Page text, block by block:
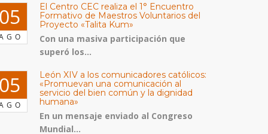
El Centro CEC realiza el 1° Encuentro
Formativo de Maestros Voluntarios del
Proyecto «Talita Kum»
Con una masiva participación que
superó los...
León XIV a los comunicadores católicos:
«Promuevan una comunicación al
servicio del bien común y la dignidad
humana»
En un mensaje enviado al Congreso
Mundial...